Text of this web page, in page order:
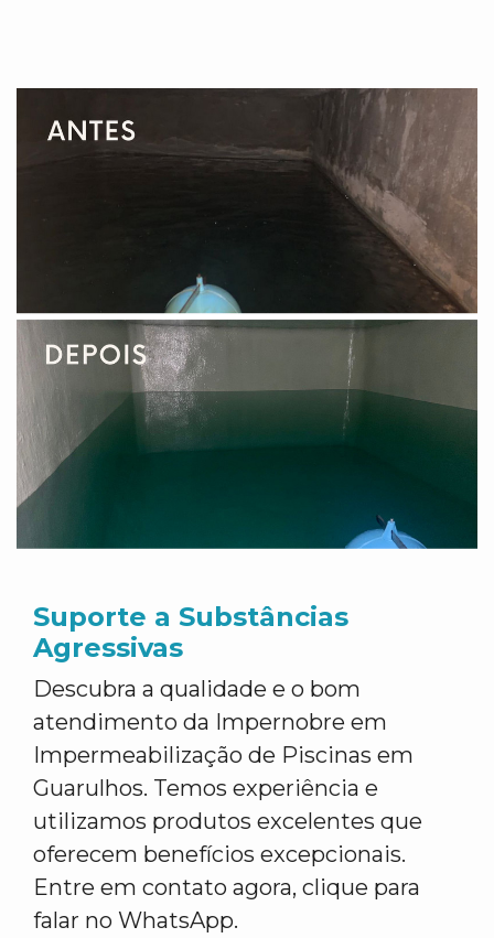
Suporte a Substâncias
Agressivas
Descubra a qualidade e o bom
atendimento da Impernobre em
Impermeabilização de Piscinas em
Guarulhos. Temos experiência e
utilizamos produtos excelentes que
oferecem benefícios excepcionais.
Entre em contato agora, clique para
falar no WhatsApp.